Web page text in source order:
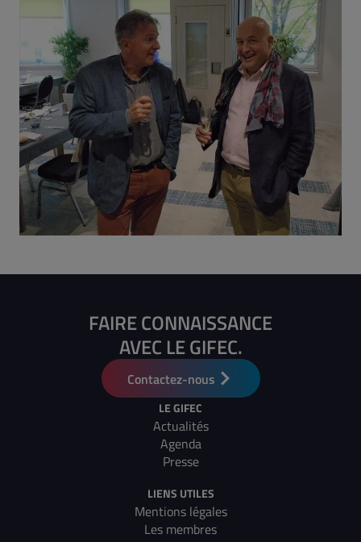
FAIRE CONNAISSANCE
AVEC LE GIFEC.
Contactez-nous
LE GIFEC
Actualités
Agenda
Presse
LIENS UTILES
Mentions légales
Les membres